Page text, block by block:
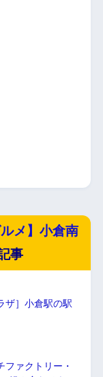
ルメ】小倉南
事
ザ］小倉駅の駅
ファクトリー・